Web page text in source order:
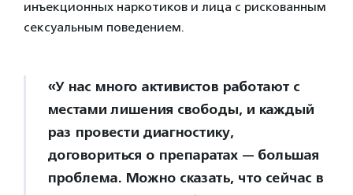
инъекционных наркотиков и лица с рискованным
сексуальным поведением.
«У нас много активистов работают с
местами лишения свободы, и каждый
раз провести диагностику,
договориться о препаратах — большая
проблема. Можно сказать, что сейчас в